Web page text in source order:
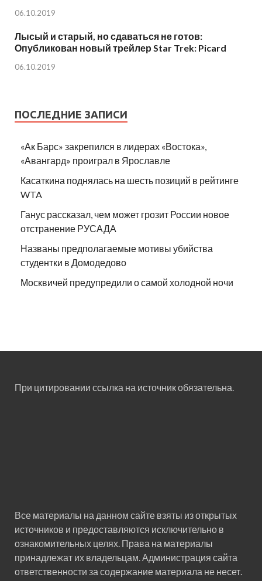
06.10.2019
Лысый и старый, но сдаваться не готов:
Опубликован новый трейлер Star Trek: Picard
06.10.2019
ПОСЛЕДНИЕ ЗАПИСИ
«Ак Барс» закрепился в лидерах «Востока»,
«Авангард» проиграл в Ярославле
Касаткина поднялась на шесть позиций в рейтинге
WTA
Ганус рассказал, чем может грозит России новое
отстранение РУСАДА
Названы предполагаемые мотивы убийства
студентки в Домодедово
Москвичей предупредили о самой холодной ночи
При цитировании ссылка на источник обязательна.
Все материалы на данном сайте взяты из открытых
источников и предоставляются исключительно в
ознакомительных целях. Права на материалы
принадлежат их владельцам. Администрация сайта
ответственности за содержание материала не несет.